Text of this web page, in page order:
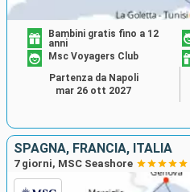
Bambini gratis fino a 12
anni
Msc Voyagers Club
Partenza da Napoli
mar 26 ott 2027
SPAGNA, FRANCIA, ITALIA
7 giorni, MSC Seashore